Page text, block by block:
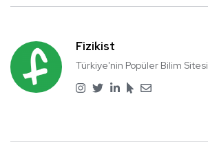
Fizikist
Türkiye'nin Popüler Bilim Sitesi